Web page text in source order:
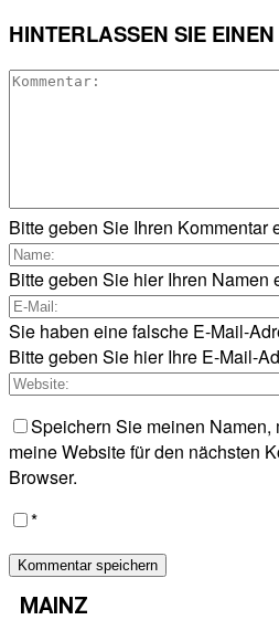
HINTERLASSEN SIE
Bitte geben Sie Ihren Kommentar
Bitte geben Sie hier Ihren Namen
Sie haben eine falsche E-Mail-
Bitte geben Sie hier Ihre E-Mail-
Speichern Sie meinen
meine Website für den nächsten
Browser.
*
MAINZ